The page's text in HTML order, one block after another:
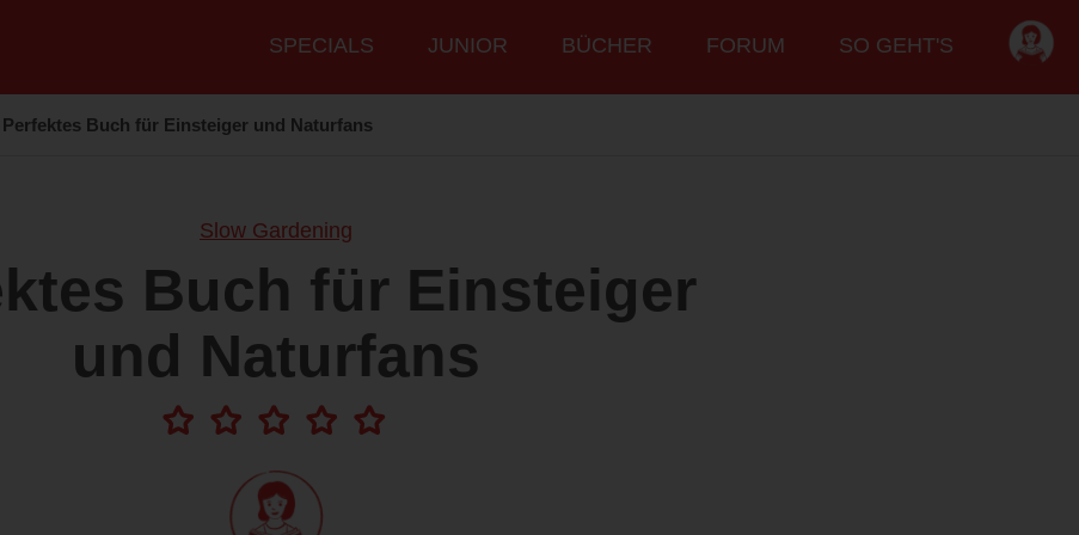
Hauptmenü
SPECIALS JUNIOR BÜCHER FORUM SO GEHT'S
Perfektes Buch für Einsteiger und Naturfans
Slow Gardening
Buch für Einsteiger
und Naturfans